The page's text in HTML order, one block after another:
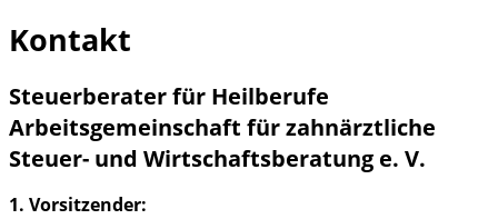
Kontakt
Steuerberater für Heilberufe
Arbeitsgemeinschaft für zahnärztliche
Steuer- und Wirtschaftsberatung e. V.
1. Vorsitzender: